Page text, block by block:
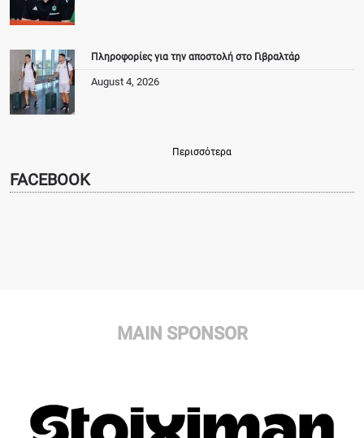
Πληροφορίες για την αποστολή στο Γιβραλτάρ
August 4, 2026
Περισσότερα
FACEBOOK
MAIN SPONSOR